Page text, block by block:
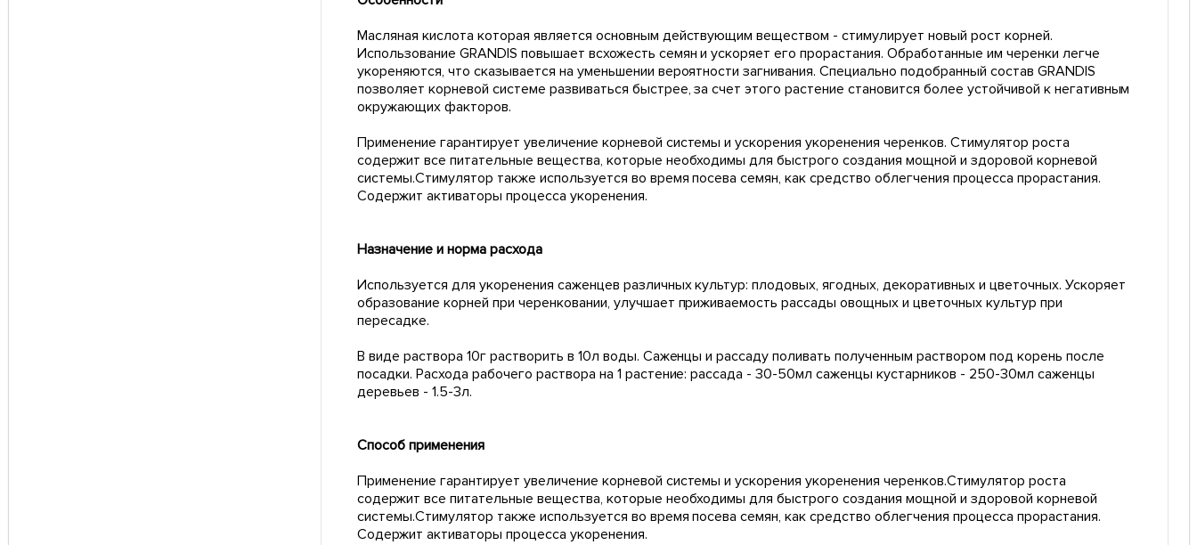
Масляная кислота которая является основным действующим веществом - стимулирует новый рост корней.
Использование GRANDIS повышает всхожесть семян и ускоряет его прорастания. Обработанные им черенки легче
укореняются, что сказывается на уменьшении вероятности загнивания. Специально подобранный состав GRANDIS
позволяет корневой системе развиваться быстрее, за счет этого растение становится более устойчивой к негативным
окружающих факторов.
Применение гарантирует увеличение корневой системы и ускорения укоренения черенков. Стимулятор роста
содержит все питательные вещества, которые необходимы для быстрого создания мощной и здоровой корневой
системы.Стимулятор также используется во время посева семян, как средство облегчения процесса прорастания.
Содержит активаторы процесса укоренения.
Назначение и норма расхода
Используется для укоренения саженцев различных культур: плодовых, ягодных, декоративных и цветочных. Ускоряет
образование корней при черенковании, улучшает приживаемость рассады овощных и цветочных культур при
пересадке.
В виде раствора 10г растворить в 10л воды. Саженцы и рассаду поливать полученным раствором под корень после
посадки. Расхода рабочего раствора на 1 растение: рассада - 30-50мл саженцы кустарников - 250-30мл саженцы
деревьев - 1.5-3л.
Способ применения
Применение гарантирует увеличение корневой системы и ускорения укоренения черенков.Стимулятор роста
содержит все питательные вещества, которые необходимы для быстрого создания мощной и здоровой корневой
системы.Стимулятор также используется во время посева семян, как средство облегчения процесса прорастания.
Содержит активаторы процесса укоренения.